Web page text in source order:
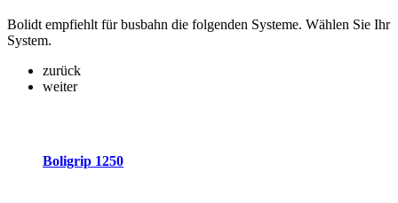
Bolidt empfiehlt für busbahn die folgenden Systeme. Wählen Sie Ihr
System.
zurück
weiter
Boligrip 1250